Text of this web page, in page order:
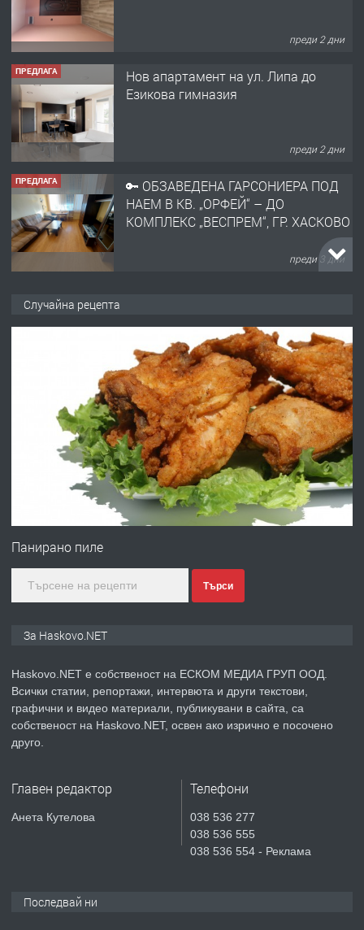
преди 2 дни
ПРЕДЛАГА
Нов апартамент на ул. Липа до
Езикова гимназия
преди 2 дни
ПРЕДЛАГА
🔑 ОБЗАВЕДЕНА ГАРСОНИЕРА ПОД
НАЕМ В КВ. „ОРФЕЙ“ – ДО
КОМПЛЕКС „ВЕСПРЕМ“, ГР. ХАСКОВО
преди 3 дни
АПАРТАМЕНТ В ЦЕНТЪРА НА ГР.
ХАСКОВО
преди 4 дни
Давам гараж под наем
преди 4 дни
№4120 Магазин/Офис под наем в кв.
преди 5 дни
ПРЕДЛАГА
Продавам парцел в гр. Хасково кв.
СГЛОБЯВАНЕ НА МЕБЕЛИ.
Случайна рецепта
Панирано пиле
Търси
За Haskovo.NET
Haskovo.NET е собственост на ЕСКОМ МЕДИА ГРУП ООД.
Всички статии, репортажи, интервюта и други текстови,
графични и видео материали, публикувани в сайта, са
собственост на Haskovo.NET, освен ако изрично е посочено
друго.
Главен редактор
Анета Кутелова
Телефони
038 536 277
038 536 555
038 536 554 - Реклама
Последвай ни